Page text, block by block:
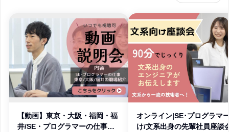
【動画】東京・大阪・福岡・福
井/SE・プログラマーの仕事紹
オンライン|SE･プログラマ
け/文系出身の先輩社員座談